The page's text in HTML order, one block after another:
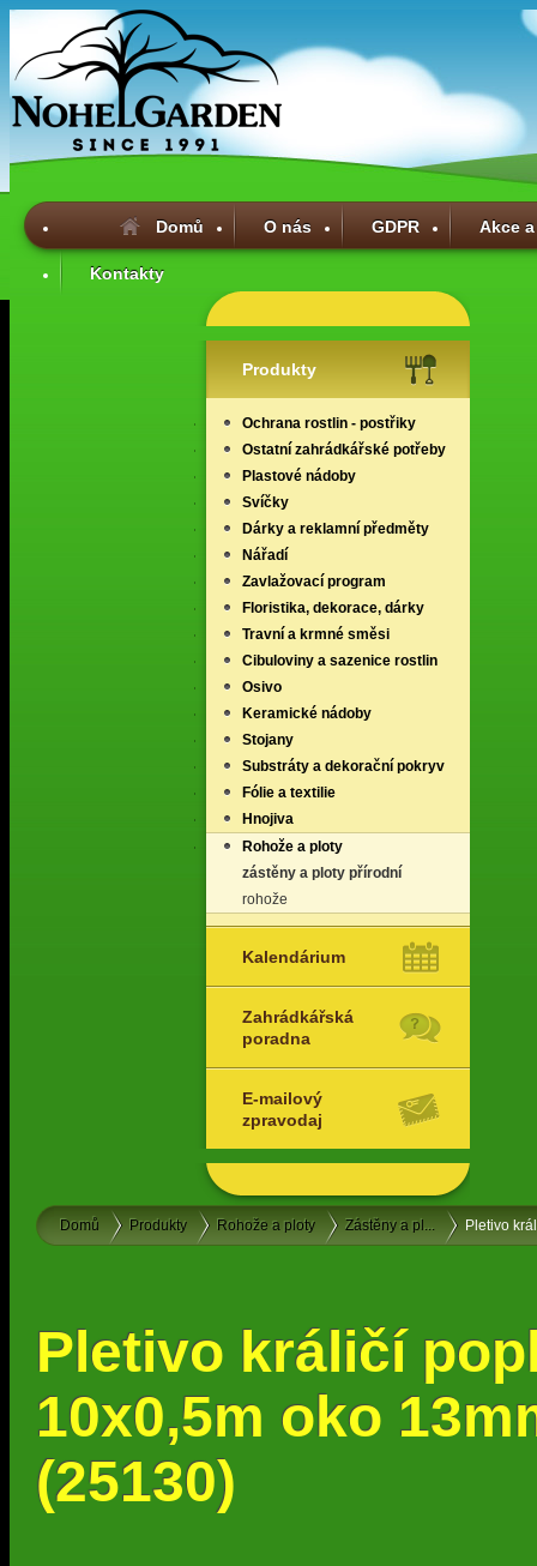
Domů O nás GDPR Akce
Kontakty
Produkty
Ochrana rostlin - postřiky
Ostatní zahrádkářské potřeby
Plastové nádoby
Svíčky
Dárky a reklamní předměty
Nářadí
Zavlažovací program
Floristika, dekorace, dárky
Travní a krmné směsi
Cibuloviny a sazenice rostlin
Osivo
Keramické nádoby
Stojany
Substráty a dekorační pokryv
Fólie a textilie
Hnojiva
Rohože a ploty
zástěny a ploty přírodní
rohože
Kalendárium
Zahrádkářská
poradna
E-mailový
zpravodaj
Domů Produkty Rohože a ploty Zástěny a pl... Pletivo
Pletivo králičí
10x0,5m oko
(25130)